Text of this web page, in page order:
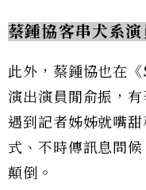
蔡鍾協客串犬系
此外，蔡鍾協也在
演出演員閒俞振，
遇到記者姊姊就嘴
式、不時傳訊息問
顛倒。